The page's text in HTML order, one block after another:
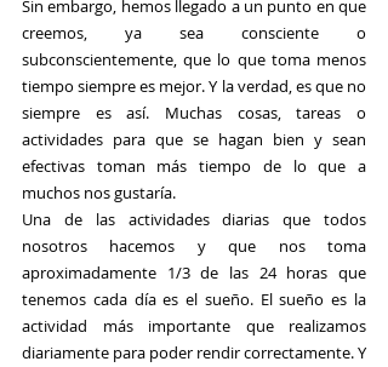
Sin embargo, hemos llegado a un punto en que
creemos, ya sea consciente o
subconscientemente, que lo que toma menos
tiempo siempre es mejor. Y la verdad, es que no
siempre es así. Muchas cosas, tareas o
actividades para que se hagan bien y sean
efectivas toman más tiempo de lo que a
muchos nos gustaría.
Una de las actividades diarias que todos
nosotros hacemos y que nos toma
aproximadamente 1/3 de las 24 horas que
tenemos cada día es el sueño. El sueño es la
actividad más importante que realizamos
diariamente para poder rendir correctamente. Y